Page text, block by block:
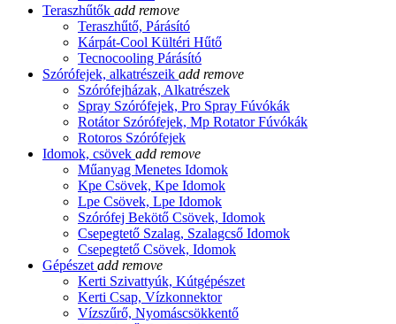
Teraszhűtők add remove
Teraszhűtő, Párásító
Kárpát-Cool Kültéri Hűtő
Tecnocooling Párásító
Szórófejek, alkatrészeik add remove
Szórófejházak, Alkatrészek
Spray Szórófejek, Pro Spray Fúvókák
Rotátor Szórófejek, Mp Rotator Fúvókák
Rotoros Szórófejek
Idomok, csövek add remove
Műanyag Menetes Idomok
Kpe Csövek, Kpe Idomok
Lpe Csövek, Lpe Idomok
Szórófej Bekötő Csövek, Idomok
Csepegtető Szalag, Szalagcső Idomok
Csepegtető Csövek, Idomok
Gépészet add remove
Kerti Szivattyúk, Kútgépészet
Kerti Csap, Vízkonnektor
Vízszűrő, Nyomáscsökkentő